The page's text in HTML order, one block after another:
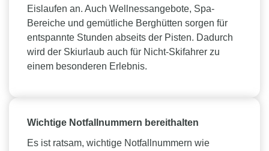
Eislaufen an. Auch Wellnessangebote, Spa-
Bereiche und gemütliche Berghütten sorgen für
entspannte Stunden abseits der Pisten. Dadurch
wird der Skiurlaub auch für Nicht-Skifahrer zu
einem besonderen Erlebnis.
Wichtige Notfallnummern bereithalten
Es ist ratsam, wichtige Notfallnummern wie